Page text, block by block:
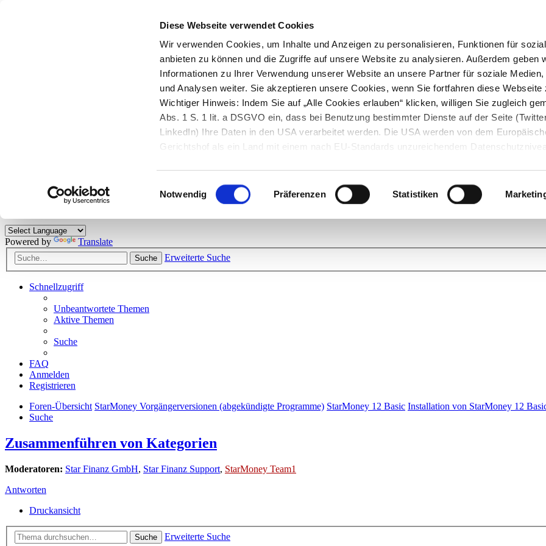
Diese Webseite verwendet Cookies
Wir verwenden Cookies, um Inhalte und Anzeigen zu personalisieren, Funktionen für
anbieten zu können und die Zugriffe auf unsere Website zu analysieren. Außerdem geben
Informationen zu Ihrer Verwendung unserer Website an unsere Partner für soziale Medien,
und Analysen weiter. Sie akzeptieren unsere Cookies, wenn Sie fortfahren diese Webseite
Wichtiger Hinweis: Indem Sie auf „Alle Cookies erlauben“ klicken, willigen Sie zugleich
Abs. 1 S. 1 lit. a DSGVO ein, dass bei Benutzung bestimmter Dienste auf der Seite
LinkedIn) Ihre Daten in den USA verarbeitet werden. Die USA werden von dem
Gerichtshof als ein Land mit einem nach EU-Standards unzureichendem
Einwilligungsauswahl
Notwendig Präferenzen Statistiken
Herzlich willkommen!
Kunden viele nützliche Hilfestellungen und interessante Tipps und Tricks. Stellen Sie Ihre Fragen und helfen Sie mit Ihrem Wissen anderen
Powered by Translate
Suche Erweiterte Suche
Schnellzugriff
Unbeantwortete Themen
Aktive Themen
Suche
FAQ
Anmelden
Registrieren
Foren-Übersicht StarMoney Vorgängerversionen (abgekündigte Programme) StarMoney 12 Basic Installation von StarMoney 12
Suche
Zusammenführen von Kategorien
Moderatoren: Star Finanz GmbH, Star Finanz Support, StarMoney Team1
Antworten
Druckansicht
Suche Erweiterte Suche